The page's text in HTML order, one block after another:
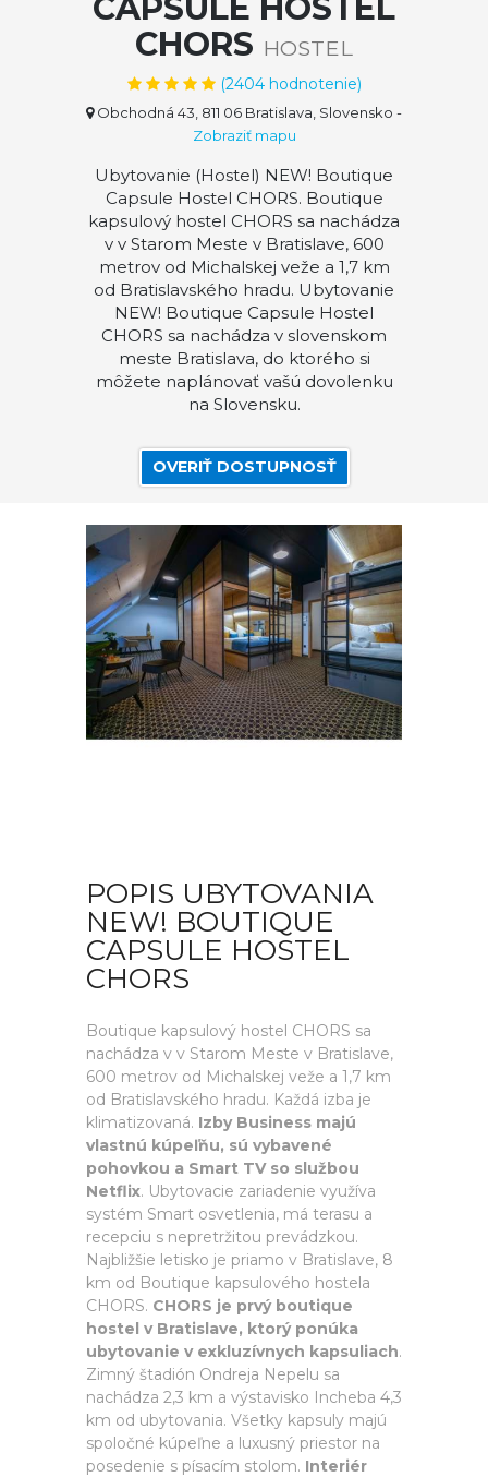
CAPSULE HOSTEL
CHORS HOSTEL
(2404hodnotenie)
Obchodná 43, 811 06 Bratislava, Slovensko -
Zobraziť mapu
Ubytovanie (Hostel) NEW! Boutique
Capsule Hostel CHORS. Boutique
kapsulový hostel CHORS sa nachádza
v v Starom Meste v Bratislave, 600
metrov od Michalskej veže a 1,7 km
od Bratislavského hradu. Ubytovanie
NEW! Boutique Capsule Hostel
CHORS sa nachádza v slovenskom
meste Bratislava, do ktorého si
môžete naplánovať vašú dovolenku
na Slovensku.
OVERIŤ DOSTUPNOSŤ
POPIS UBYTOVANIA
NEW! BOUTIQUE
CAPSULE HOSTEL
CHORS
Boutique kapsulový hostel CHORS sa
nachádza v v Starom Meste v Bratislave,
600 metrov od Michalskej veže a 1,7 km
od Bratislavského hradu. Každá izba je
klimatizovaná. Izby Business majú
vlastnú kúpeľňu, sú vybavené
pohovkou a Smart TV so službou
Netflix. Ubytovacie zariadenie využíva
systém Smart osvetlenia, má terasu a
recepciu s nepretržitou prevádzkou.
Najbližšie letisko je priamo v Bratislave, 8
km od Boutique kapsulového hostela
CHORS. CHORS je prvý boutique
hostel v Bratislave, ktorý ponúka
ubytovanie v exkluzívnych kapsuliach.
Zimný štadión Ondreja Nepelu sa
nachádza 2,3 km a výstavisko Incheba 4,3
km od ubytovania. Všetky kapsuly majú
spoločné kúpeľne a luxusný priestor na
posedenie s písacím stolom. Interiér